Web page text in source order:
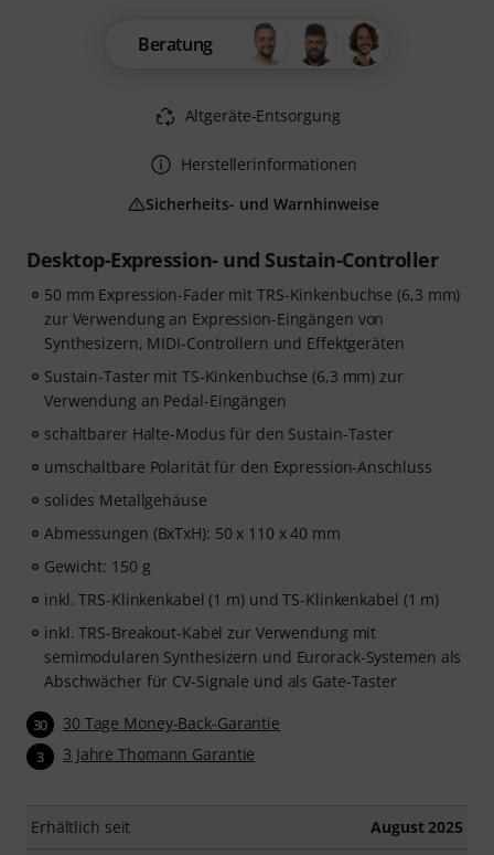
Desktop-Expression- und Sustain-Controller
50 mm Expression-Fader mit TRS-Kinkenbuchse (6,3 mm)
zur Verwendung an Expression-Eingängen von
Synthesizern, MIDI-Controllern und Effektgeräten
Sustain-Taster mit TS-Kinkenbuchse (6,3 mm) zur
Verwendung an Pedal-Eingängen
schaltbarer Halte-Modus für den Sustain-Taster
umschaltbare Polarität für den Expression-Anschluss
solides Metallgehäuse
Abmessungen (BxTxH): 50 x 110 x 40 mm
Gewicht: 150 g
inkl. TRS-Klinkenkabel (1 m) und TS-Klinkenkabel (1 m)
inkl. TRS-Breakout-Kabel zur Verwendung mit
semimodularen Synthesizern und Eurorack-Systemen als
Abschwächer für CV-Signale und als Gate-Taster
30 30 Tage Money-Back-Garantie
3 3 Jahre Thomann Garantie
Erhältlich seit August 2025
Beratung
Altgeräte-Entsorgung
Herstellerinformationen
Sicherheits- und Warnhinweise